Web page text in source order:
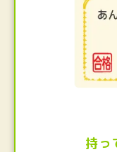
持っ